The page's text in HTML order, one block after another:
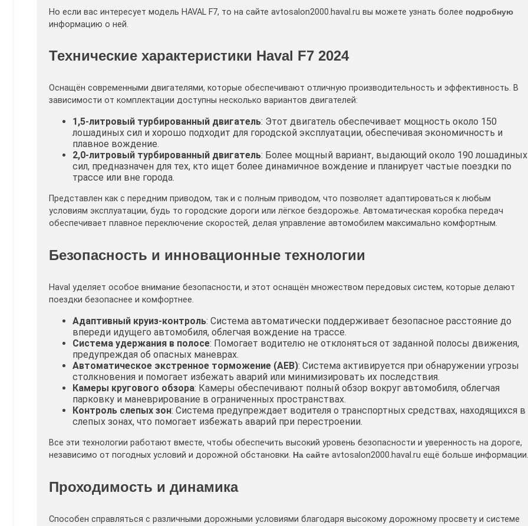
Но если вас интересует модель HAVAL F7, то на сайте avtosalon2000.haval.ru вы можете узнать более подробную
информацию о ней.
Технические характеристики Haval F7 2024
Оснащён современными двигателями, которые обеспечивают отличную производительность и эффективность. В
зависимости от комплектации доступны несколько вариантов двигателей:
1,5-литровый турбированный двигатель: Этот двигатель обеспечивает мощность около 150
лошадиных сил и хорошо подходит для городской эксплуатации, обеспечивая экономичность и
плавное вождение.
2,0-литровый турбированный двигатель: Более мощный вариант, выдающий около 190 лошадиных
сил, предназначен для тех, кто ищет более динамичное вождение и планирует частые поездки по
трассе или вне города.
Представлен как с передним приводом, так и с полным приводом, что позволяет адаптироваться к любым
условиям эксплуатации, будь то городские дороги или лёгкое бездорожье. Автоматическая коробка передач
обеспечивает плавное переключение скоростей, делая управление автомобилем максимально комфортным.
Безопасность и инновационные технологии
Haval уделяет особое внимание безопасности, и этот оснащён множеством передовых систем, которые делают
поездки безопаснее и комфортнее.
Адаптивный круиз-контроль: Система автоматически поддерживает безопасное расстояние до
впереди идущего автомобиля, облегчая вождение на трассе.
Система удержания в полосе: Помогает водителю не отклоняться от заданной полосы движения,
предупреждая об опасных маневрах.
Автоматическое экстренное торможение (AEB): Система активируется при обнаружении угрозы
столкновения и помогает избежать аварий или минимизировать их последствия.
Камеры кругового обзора: Камеры обеспечивают полный обзор вокруг автомобиля, облегчая
парковку и маневрирование в ограниченных пространствах.
Контроль слепых зон: Система предупреждает водителя о транспортных средствах, находящихся в
слепых зонах, что помогает избежать аварий при перестроении.
Все эти технологии работают вместе, чтобы обеспечить высокий уровень безопасности и уверенность на дороге,
независимо от погодных условий и дорожной обстановки. На сайте avtosalon2000.haval.ru ещё больше информации.
Проходимость и динамика
Способен справляться с различными дорожными условиями благодаря высокому дорожному просвету и системе